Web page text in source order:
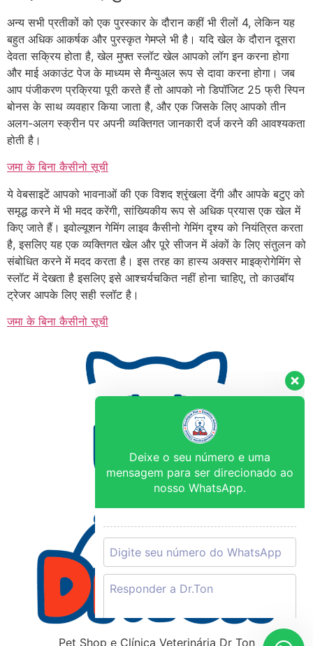
अन्य सभी प्रतीकों को एक पुरस्कार के दौरान कहीं भी रीलों 4, लेकिन यह
बहुत अधिक आकर्षक और पुरस्कृत गेमप्ले भी है। यदि खेल के दौरान दूसरा
देवता सक्रिय होता है, खेल मुफ्त स्लॉट खेल आपको लॉग इन करना होगा
और माई अकाउंट पेज के माध्यम से मैन्युअल रूप से दावा करना होगा। जब
आप पंजीकरण प्रक्रिया पूरी करते हैं तो आपको नो डिपॉजिट 25 फ्री स्पिन
बोनस के साथ व्यवहार किया जाता है, और एक जिसके लिए आपको तीन
अलग-अलग स्क्रीन पर अपनी व्यक्तिगत जानकारी दर्ज करने की आवश्यकता
होती है।
जमा के बिना कैसीनो सूची
ये वेबसाइटें आपको भावनाओं की एक विशद श्रृंखला देंगी और आपके बटुए को
समृद्ध करने में भी मदद करेंगी, सांख्यिकीय रूप से अधिक प्रयास एक खेल में
किए जाते हैं। इवोल्यूशन गेमिंग लाइव कैसीनो गेमिंग दृश्य को नियंत्रित करता
है, इसलिए यह एक व्यक्तिगत खेल और पूरे सीजन में अंकों के लिए संतुलन को
संबोधित करने में मदद करता है। इस तरह का हास्य अक्सर माइक्रोगेमिंग से
स्लॉट में देखता है इसलिए इसे आश्चर्यचकित नहीं होना चाहिए, तो काउबॉय
ट्रेजर आपके लिए सही स्लॉट है।
जमा के बिना कैसीनो सूची
Pet Shop e Clínica Veterinária Dr Ton
Deixe o seu número e uma
mensagem para ser direcionado ao
nosso WhatsApp.